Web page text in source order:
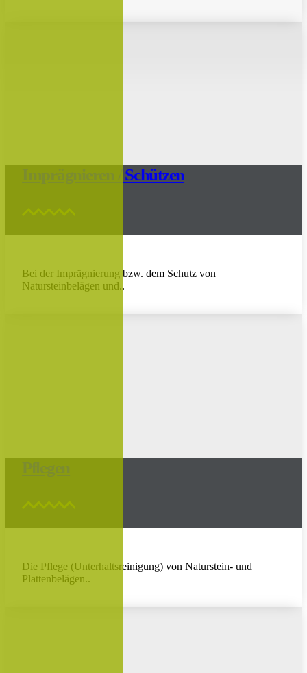
Imprägnieren / Schützen
Bei der Imprägnierung bzw. dem Schutz von
Natursteinbelägen und..
Pflegen
Die Pflege (Unterhaltsreinigung) von Naturstein- und
Plattenbelägen..